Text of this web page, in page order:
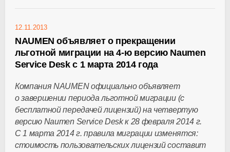
12.11.2013
NAUMEN объявляет о прекращении
льготной миграции на 4-ю версию Naumen
Service Desk с 1 марта 2014 года
Компания NAUMEN официально объявляет
о завершении периода льготной миграции (с
бесплатной передачей лицензий) на четвертую
версию Naumen Service Desk к 28 февраля 2014 г.
С 1 марта 2014 г. правила миграции изменятся:
стоимость пользовательских лицензий составит